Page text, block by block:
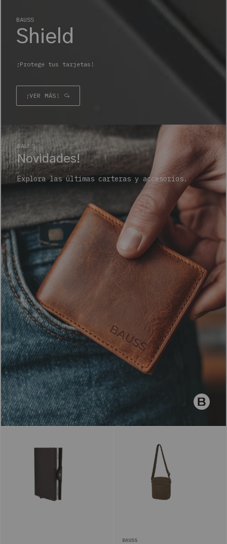
BAUSS
Shield
¡Protege tus tarjetas!
¡VER MÁS!
BAUSS
Novidades!
Explora las últimas carteras y accesorios.
BAUSS